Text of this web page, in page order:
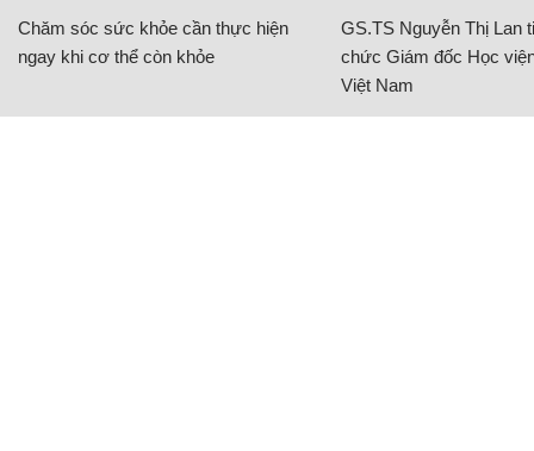
Chăm sóc sức khỏe cần thực hiện
ngay khi cơ thể còn khỏe
GS.TS Nguyễn Thị Lan
chức Giám đốc Học
Việt Nam